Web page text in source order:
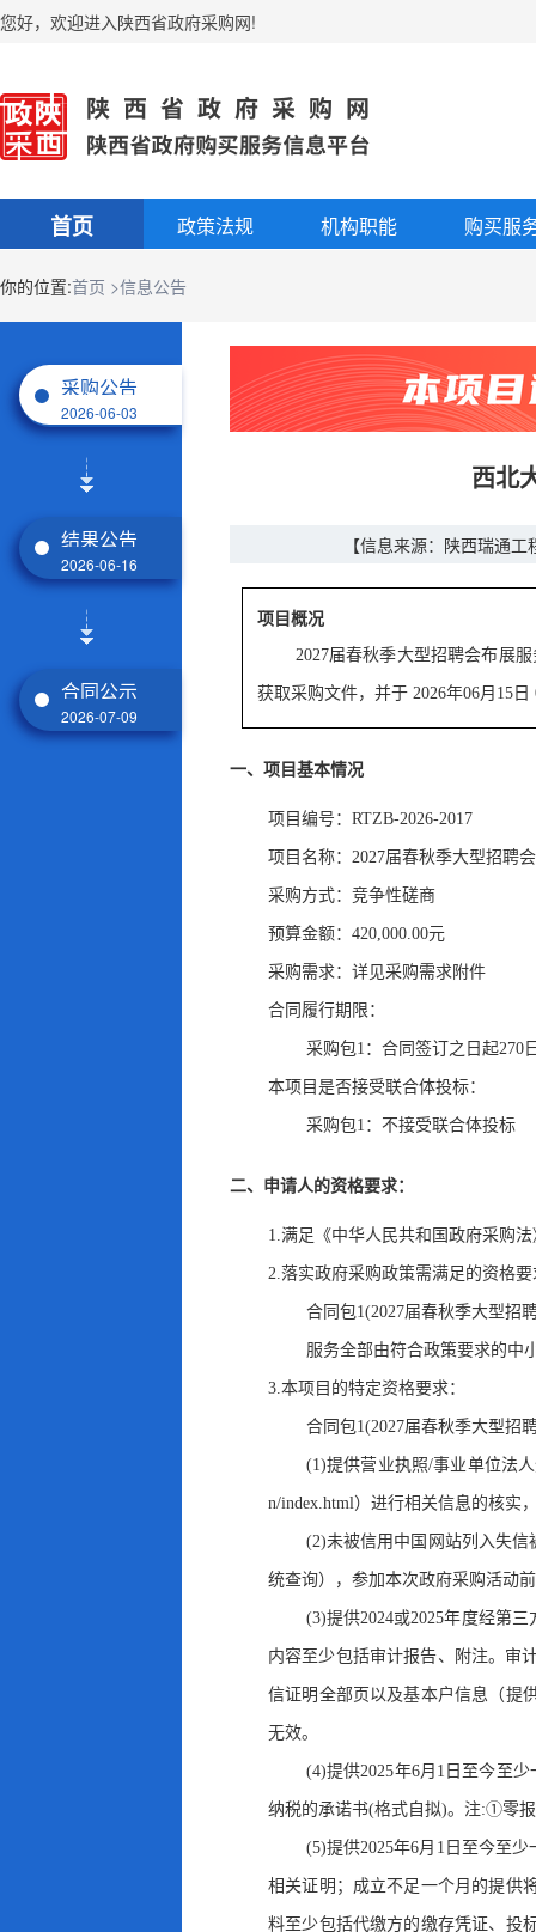
您好， 欢迎进入陕西省政府采购网!
首页 政策法规 机构职能 购买服
你的位置:首页 >信息公告
采购公告
2026-06-03
结果公告
2026-06-16
合同公示
2026-07-09
西北
【信息来源：陕西瑞通
项目概况
2027届春秋季大型招聘会布展
获取采购文件， 并于2026年06月15日
一、项目基本情况
项目编号：RTZB-2026-2017
项目名称：2027届春秋季大型招聘
采购方式：竞争性磋商
预算金额：420,000.00元
采购需求：详见采购需求附件
合同履行期限：
采购包1：合同签订之日起270
本项目是否接受联合体投标：
采购包1：不接受联合体投标
二、申请人的资格要求：
1.满足《中华人民共和国政府采购
2.落实政府采购政策需满足的资格要
合同包1(2027届春秋季大型招
服务全部由符合政策要求的中
3.本项目的特定资格要求：
合同包1(2027届春秋季大型招
(1)提供营业执照/事业单位法
n/index.html）进行相关信息的核实
(2)未被信用中国网站列入失
统查询） ， 参加本次政府采购活动
(3)提供2024或2025年度经第
内容至少包括审计报告、附注。审
信证明全部页以及基本户信息（提
无效。
(4)提供2025年6月1日至今至
纳税的承诺书(格式自拟)。 注:①零报
(5)提供2025年6月1日至今至
相关证明；成立不足一个月的提供
料至少包括代缴方的缴存凭证、投